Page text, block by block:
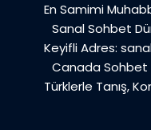
En Samimi
Sanal Sohbet
Keyifli Adres:
Canada Sohbet
Türklerle Tanış,